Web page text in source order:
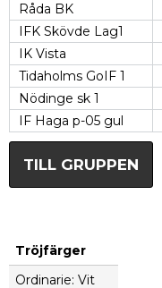
Råda BK
IFK Skövde Lag1
IK Vista
Tidaholms GoIF 1
Nödinge sk 1
IF Haga p-05 gul
TILL GRUPPEN
Tröjfärger
Ordinarie: Vit